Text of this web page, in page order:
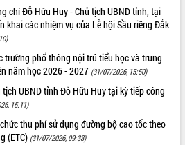
thích
đột
trong
chí Đỗ Hữu Huy - Chủ tịch UBND tỉnh, tại
khai các nhiệm vụ của Lễ hội Sầu riêng Đắk
trường phổ thông nội trú tiểu học và trung
năm học 2026 - 2027 (31/07/2026, 15:50)
UBND tỉnh Đỗ Hữu Huy tại kỳ tiếp công
15:11)
thu phí sử dụng đường bộ cao tốc theo
(ETC) (31/07/2026, 09:33)